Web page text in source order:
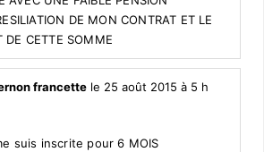
DE MON CONTRAT ET LE
DE CETTE SOMME
francette le 25 août 2015 à 5 h
suis inscrite pour 6 MOIS